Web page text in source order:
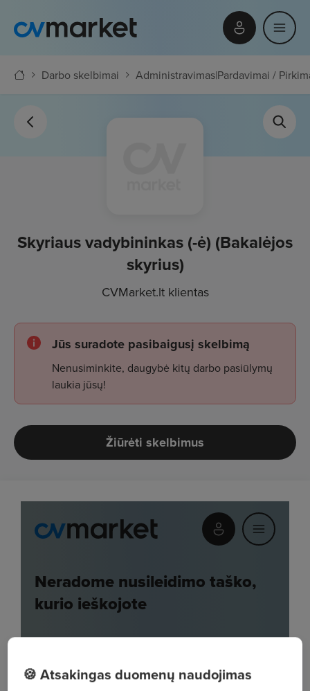
Darbo skelbimai Administravimas|Pardavimai /
Skyriaus vadybininkas (-ė) (Bakalėjos
skyrius)
CVMarket.lt klientas
Jūs suradote pasibaigusį skelbimą
Nenusiminkite, daugybė kitų darbo pasiūlymų
laukia jūsų!
Žiūrėti skelbimus
🍪 Atsakingas duomenų naudojimas